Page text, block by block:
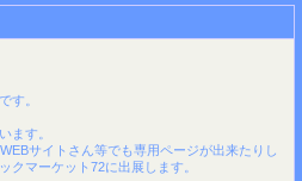
す。
ます。
サイトさん等でも専用ページが出来たりし
クマーケット72に出展します。